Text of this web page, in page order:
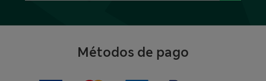
Métodos de pago